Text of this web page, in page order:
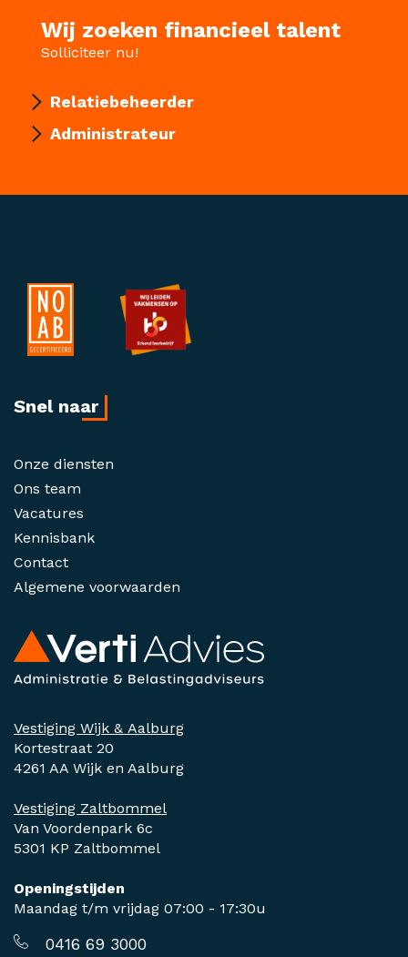
Wij zoeken financieel talent
Solliciteer nu!
Relatiebeheerder
Administrateur
Vestiging Wijk & Aalburg
Kortestraat 20
4261 AA Wijk en Aalburg
Vestiging Zaltbommel
Van Voordenpark 6c
5301 KP Zaltbommel
Openingstijden
Maandag t/m vrijdag 07:00 - 17:30u
0416 69 3000
Snel naar
Onze diensten
Ons team
Vacatures
Kennisbank
Contact
Algemene voorwaarden